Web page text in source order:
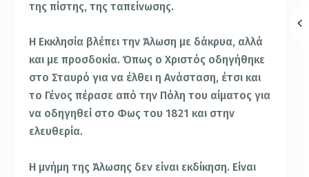
της πίστης, της ταπείνωσης.
Η Εκκλησία βλέπει την Άλωση με δάκρυα, αλλά
και με προσδοκία. Όπως ο Χριστός οδηγήθηκε
στο Σταυρό για να έλθει η Ανάσταση, έτσι και
το Γένος πέρασε από την Πόλη του αίματος για
να οδηγηθεί στο Φως του 1821 και στην
ελευθερία.
Η μνήμη της Άλωσης δεν είναι εκδίκηση. Είναι